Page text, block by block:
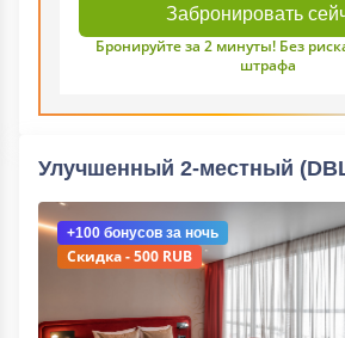
Забронировать
Бронируйте за 2 минуты! Без
штрафа
Улучшенный 2-местный
+100 бонусов за ночь
Скидка - 500 RUB